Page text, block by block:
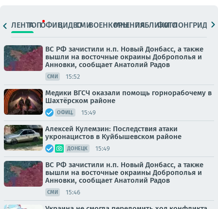
ЛЕНТАТОПОФИЦ.ВИДЕОСМИВОЕНКОРЫМНЕНИЯПАБЛИКИ
ФОТОЛОНГРИДЫ
ВС РФ зачистили н.п. Новый Донбасс, а также
вышли на восточные окраины Доброполья и
Анновки, сообщает Анатолий Радов
СМИ 15:52
Медики ВГСЧ оказали помощь горнорабочему в
Шахтёрском районе
ОФИЦ. 15:49
Алексей Кулемзин: Последствия атаки
укронацистов в Куйбышевском районе
ДОНЕЦК 15:49
ВС РФ зачистили н.п. Новый Донбасс, а также
вышли на восточные окраины Доброполья и
Анновки, сообщает Анатолий Радов
СМИ 15:46